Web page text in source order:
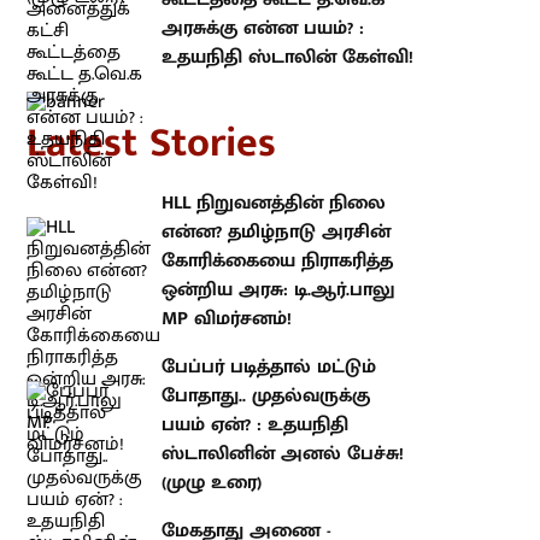
Stories
HLL நிறுவனத்தின் நிலை என்ன?
தமிழ்நாடு அரசின் கோரிக்கையை
நிராகரித்த ஒன்றிய அரசு:
டி.ஆர்.பாலு MP விமர்சனம்!
பேப்பர் படித்தால் மட்டும் போதாது..
முதல்வருக்கு பயம் ஏன்? : உதயநிதி
ஸ்டாலினின் அனல் பேச்சு! (முழு
உரை)
மேகதாது அணை - அனைத்துக்
கட்சி கூட்டத்தை கூட்ட த.வெ.க
அரசுக்கு என்ன பயம்? : உதயநிதி
ஸ்டாலின் கேள்வி!